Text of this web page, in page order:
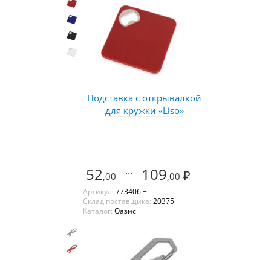
Подставка с открывалкой
для кружки «Liso»
52,00 ... 109,00 ₽
Артикул: 773406 +
Склад поставщика: 20375
Каталог: Оазис